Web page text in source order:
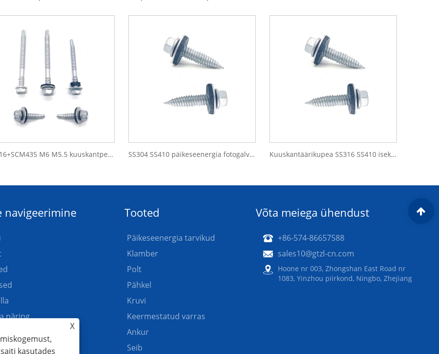
SS316+SCM435 M6 M5.5 kuuskantpeaga komposiit isepuuriv bimetallist kruvi SS304 SS410 päikeseenergia fotogalvaanilise süsteemi kuuskantääriku isekeermestav bimetallist kruvi Kuuskantäärikupea SS316 SS410 isekeermestav bimetallist kruvi päikeseenergiasüsteemi jaoks
X
kasutades
navigeerimine
päring
Tooted
Päikeseenergia tarvikud
Klamber
Polt
Pähkel
Kruvi
Keermestatud varras
Ankur
Seib
Võta meiega ühendust
+86-574-86657588
sales10@gtzl-cn.com
Hoone nr 003, Zhongshan East Road nr
1083, Yinzhou piirkond, Ningbo, Zhejiang